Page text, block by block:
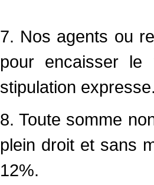
7. Nos agents ou
pour encaisser le
stipulation
8. Toute somme
plein droit et sans
12%.